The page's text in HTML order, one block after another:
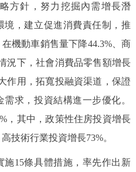
어 日本語
РУССКИЙ ЯЗЫК
PORTUGUÊS
針，努力挖掘內需增長潛
境，建立促進消費責任制，推
機動車銷售量下降44.3%、商
況下，社會消費品零售額增長
作用，拓寬投融資渠道，保證
求，投資結構進一步優化。
，其中，政策性住房投資增長
技術行業投資增長73%。
15條具體措施，率先作出新